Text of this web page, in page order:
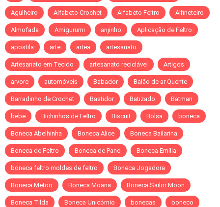
Agulheiro Alfabeto Crochet Alfabeto Feltro Alfineteiro
Almofada Amigurumi anjinho Aplicação de Feltro
apostila arte artea artesanato
Artesanato em Tecido artesanato reciclável Artigos
arvore automóveis Babador Balão de ar Quente
Barradinho de Crochet Bastidor Batizado Batman
bebe Bichinhos de Feltro Biscuit Bolsa boneca
Boneca Abelhinha Boneca Alice Boneca Bailarina
Boneca de Feltro Boneca de Pano Boneca Emília
boneca feltro moldes de feltro Boneca Jogadora
Boneca Metoo Boneca Moana Boneca Sailor Moon
Boneca Tilda Boneca Unicórnio bonecas boneco